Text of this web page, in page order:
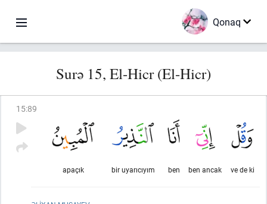
Qonaq
Surə 15, El-Hicr (El-Hicr)
15:89
ve de ki
ben ancak
ben
bir uyarıcıyım
apaçık